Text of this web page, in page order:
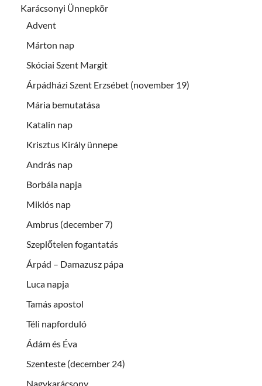
Karácsonyi Ünnepkör
Advent
Márton nap
Skóciai Szent Margit
Árpádházi Szent Erzsébet (november 19)
Mária bemutatása
Katalin nap
Krisztus Király ünnepe
András nap
Borbála napja
Miklós nap
Ambrus (december 7)
Szeplőtelen fogantatás
Árpád – Damazusz pápa
Luca napja
Tamás apostol
Téli napforduló
Ádám és Éva
Szenteste (december 24)
Nagykarácsony